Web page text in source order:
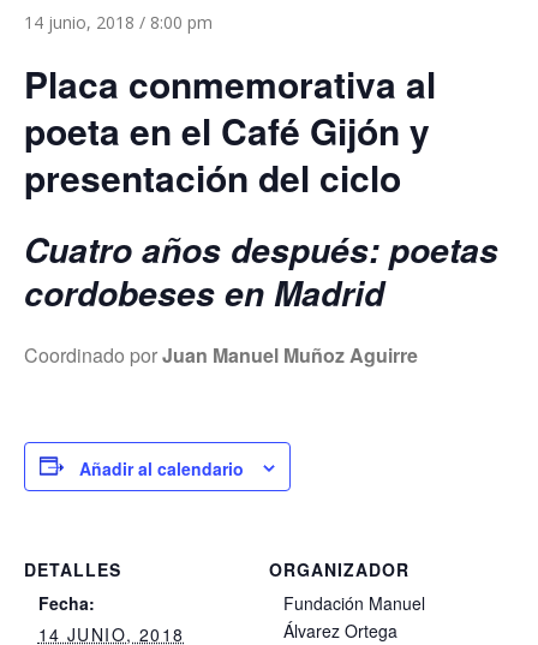
14 junio, 2018 / 8:00 pm
Placa conmemorativa al
poeta en el Café Gijón y
presentación del ciclo
Cuatro años después: poetas
cordobeses en Madrid
Coordinado porJuan Manuel Muñoz Aguirre
Añadir al calendario
DETALLES
Fecha:
14 JUNIO, 2018
ORGANIZADOR
Fundación Manuel
Álvarez Ortega